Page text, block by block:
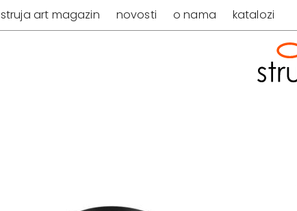
struja art magazin novosti o nama katalozi